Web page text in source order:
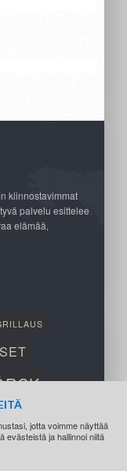
kiinnostavimmat
palvelu esittelee
elämää,
jotta voimme näyttää
evästeistä ja hallinnoi niitä